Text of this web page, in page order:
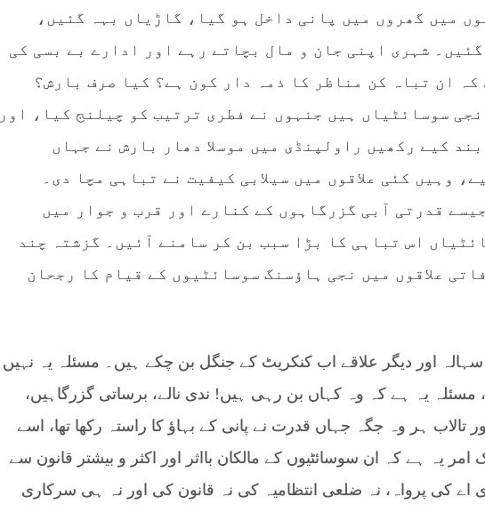
میں گھروں میں پانی داخل ہو گیا، گاڑیاں بہہ گئیں،
شہری اپنی جان و مال بچاتے رہے اور ادارے بے بسی کی
ان تباہ کن مناظر کا ذمہ دار کون ہے؟ کیا صرف بارش؟
سوسائٹیاں ہیں جنہوں نے فطری ترتیب کو چیلنج کیا، اور
کیے رکھیں راولپنڈی میں موسلا دھار بارش نے جہاں
وہیں کئی علاقوں میں سیلابی کیفیت نے تباہی مچا دی۔
قدرتی آبی گزرگاہوں کے کنارے اور قرب و جوار میں
اس تباہی کا بڑا سبب بن کر سامنے آئیں۔ گزشتہ چند
علاقوں میں نجی ہاؤسنگ سوسائٹیوں کے قیام کا رجحان
سہالہ اور دیگر علاقے اب کنکریٹ کے جنگل بن چکے ہیں۔ مسئلہ یہ نہیں
یہ ہے کہ وہ کہاں بن رہی ہیں! ندی نالے، برساتی گزرگاہیں،
تالاب ہر وہ جگہ جہاں قدرت نے پانی کے بہاؤ کا راستہ رکھا تھا، اسے
امر یہ ہے کہ ان سوسائٹیوں کے مالکان بااثر اور اکثر و بیشتر قانون سے
ڈی اے کی پرواہ، نہ ضلعی انتظامیہ کی نہ قانون کی اور نہ ہی سرکاری